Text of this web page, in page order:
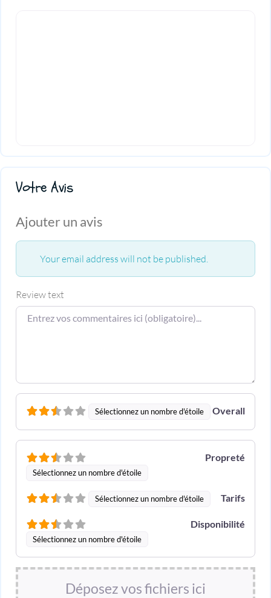
Votre Avis
Ajouter un avis
Your email address will not be published.
Review text
Sélectionnez un nombre d'étoile Overall
Sélectionnez un nombre d'étoile
Propreté
Sélectionnez un nombre d'étoile Tarifs
Sélectionnez un nombre d'étoile
Disponibilité
Déposez vos fichiers ici